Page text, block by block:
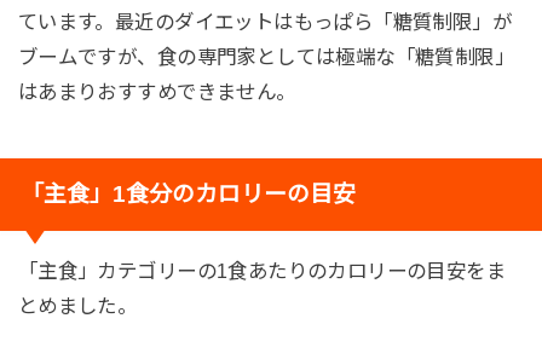
ています。最近のダイエットはもっぱら「糖質制限」が
ブームですが、食の専門家としては極端な「糖質制限」
はあまりおすすめできません。
「主食」1食分のカロリーの目安
「主食」カテゴリーの1食あたりのカロリーの目安をま
とめました。